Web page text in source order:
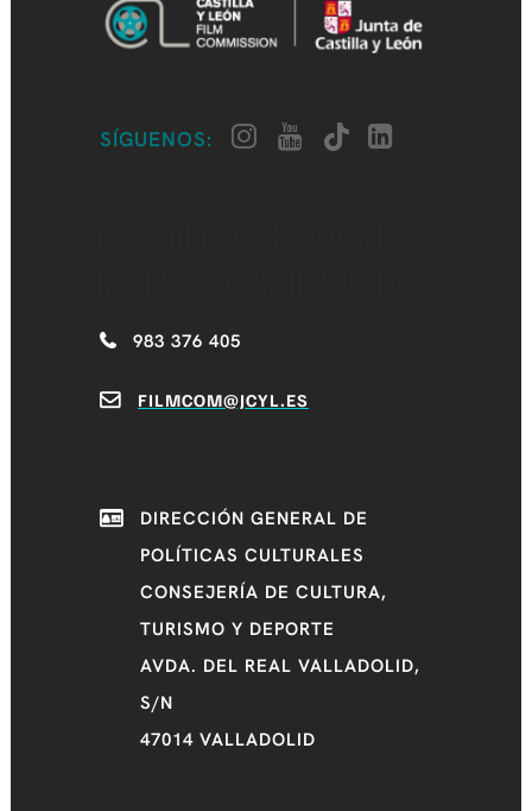
SÍGUENOS:
983 376 405
FILMCOM@JCYL.ES
DIRECCIÓN GENERAL DE
POLÍTICAS CULTURALES
CONSEJERÍA DE CULTURA,
TURISMO Y DEPORTE
AVDA. DEL REAL VALLADOLID,
S/N
47014 VALLADOLID